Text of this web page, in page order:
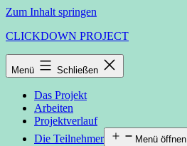
Zum Inhalt springen
CLICKDOWN PROJECT
Menü Schließen
Das Projekt
Arbeiten
Projektverlauf
Die Teilnehmer
Menü öffnen